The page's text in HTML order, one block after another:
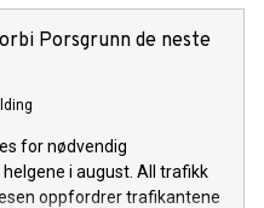
Porsgrunn de neste
for nødvendig
i august. All trafikk
oppfordrer trafikantene